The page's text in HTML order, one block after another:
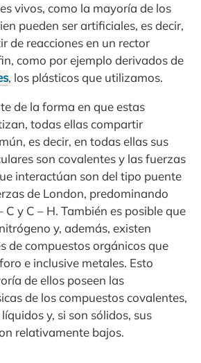
vivos, como la mayoría de los
pueden ser artificiales, es decir,
de reacciones en un rector
como por ejemplo derivados de
, los plásticos que utilizamos.
de la forma en que estas
todas ellas compartir
es decir, en todas ellas sus
son covalentes y las fuerzas
interactúan son del tipo puente
de London, predominando
C y C – H. También es posible que
y, además, existen
de compuestos orgánicos que
e inclusive metales. Esto
de ellos poseen las
de los compuestos covalentes,
y, si son sólidos, sus
relativamente bajos.